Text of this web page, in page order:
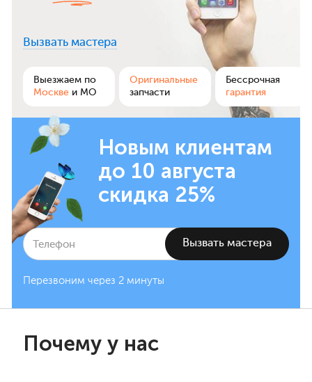
Вызвать мастера
Выезжаем по
Москве и МО
Оригинальные
запчасти
Бессрочная
гарантия
Новым клиентам
до 10 августа
скидка 25%
Перезвоним через 2 минуты
Почему у нас